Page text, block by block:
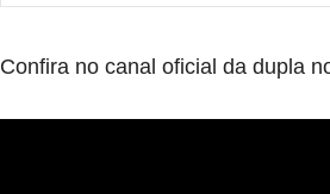
Confira no canal oficial da dupla